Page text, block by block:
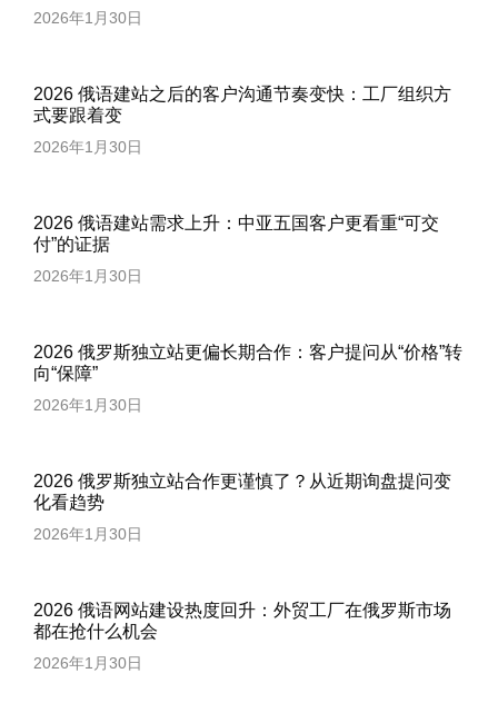
2026年1月30日
2026 俄语建站之后的客户沟通节奏变快：工厂组织方
式要跟着变
2026年1月30日
2026 俄语建站需求上升：中亚五国客户更看重“可交
付”的证据
2026年1月30日
2026 俄罗斯独立站更偏长期合作：客户提问从“价格”转
向“保障”
2026年1月30日
2026 俄罗斯独立站合作更谨慎了？从近期询盘提问变
化看趋势
2026年1月30日
2026 俄语网站建设热度回升：外贸工厂在俄罗斯市场
都在抢什么机会
2026年1月30日